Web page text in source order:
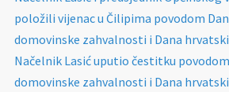
položili vijenac u Čilipima povodom
domovinske zahvalnosti i Dana
Načelnik Lasić uputio čestitku
domovinske zahvalnosti i Dana